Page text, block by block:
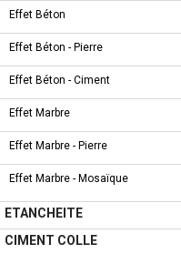
Effet Béton
Effet Béton - Pierre
Effet Béton - Ciment
Effet Marbre
Effet Marbre - Pierre
Effet Marbre - Mosaïque
ETANCHEITE
CIMENT COLLECARRELAGES - ZEUS